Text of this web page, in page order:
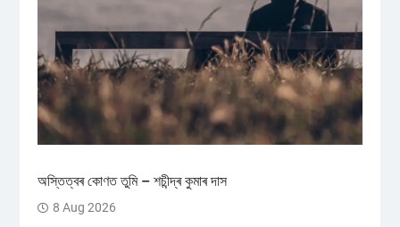
অস্তিত্বৰ কোণত তুমি – শচীন্দ্ৰ কুমাৰ দাস
8 Aug 2026